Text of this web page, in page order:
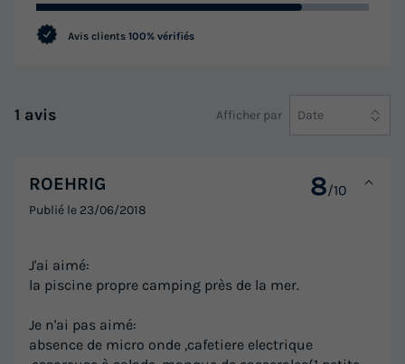
Avis clients 100% vérifiés
1 avis Afficher par Date
ROEHRIG 8/10
Publié le 23/06/2018
J'ai aimé:
la piscine propre camping près de la mer.
Je n'ai pas aimé:
absence de micro onde ,cafetiere electrique